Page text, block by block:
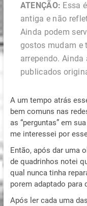
ATENÇÃO: Essa
antiga e não
Ainda podem
gostos mudam e
arrependo.
publicados
A um tempo atrás
bem comuns nas
as “perguntas” em
me interessei por
Então, após dar uma
de quadrinhos notei
qual nunca tinha
porem adaptado para
Após ler cada uma